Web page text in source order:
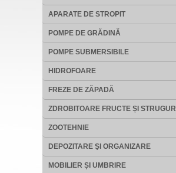
APARATE DE STROPIT
POMPE DE GRĂDINĂ
POMPE SUBMERSIBILE
HIDROFOARE
FREZE DE ZĂPADĂ
ZDROBITOARE FRUCTE ȘI STRUGURI
ZOOTEHNIE
DEPOZITARE ŞI ORGANIZARE
MOBILIER ȘI UMBRIRE